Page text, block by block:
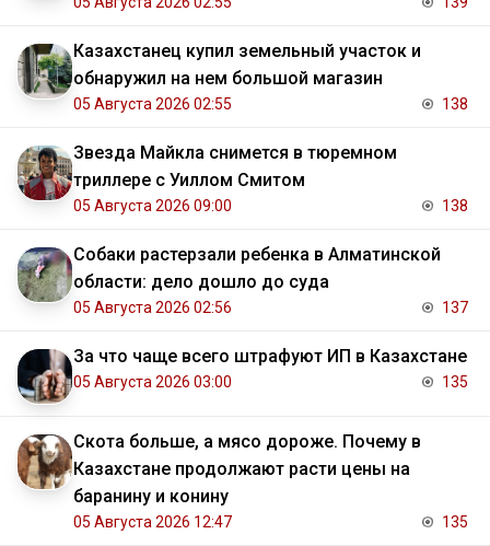
Казахстанец купил земельный участок и
обнаружил на нем большой магазин
05 Августа 2026 02:55 138
Звезда Майкла снимется в тюремном
триллере с Уиллом Смитом
05 Августа 2026 09:00 138
Собаки растерзали ребенка в Алматинской
области: дело дошло до суда
05 Августа 2026 02:56 137
За что чаще всего штрафуют ИП в Казахстане
05 Августа 2026 03:00 135
Скота больше, а мясо дороже. Почему в
Казахстане продолжают расти цены на
баранину и конину
05 Августа 2026 12:47 135